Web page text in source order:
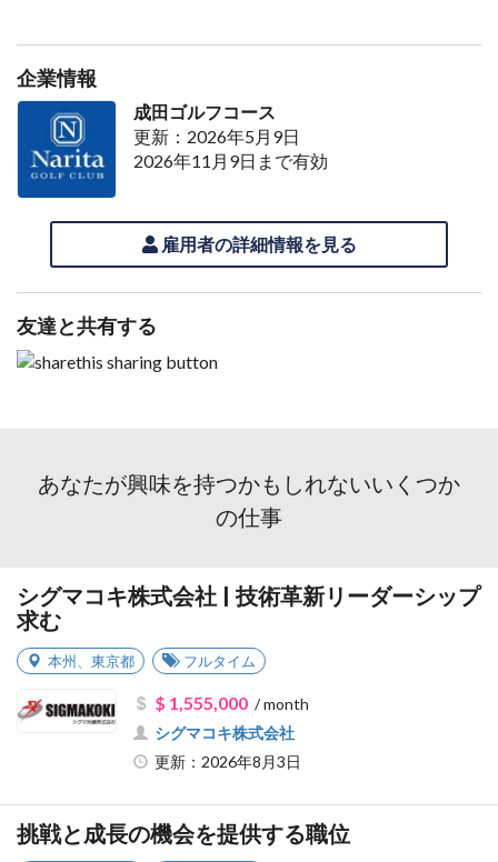
企業情報
成田ゴルフコース
更新：2026年5月9日
2026年11月9日まで有効
雇用者の詳細情報を見る
友達と共有する
あなたが興味を持つかもしれないいくつか
の仕事
シグマコキ株式会社 | 技術革新リーダーシップ
求む
本州 東京都 フルタイム
$ 1,555,000/ month
シグマコキ株式会社
更新：2026年8月3日
挑戦と成長の機会を提供する職位